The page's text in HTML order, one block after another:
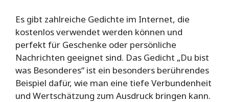
Es gibt zahlreiche Gedichte im Internet, die
kostenlos verwendet werden können und
perfekt für Geschenke oder persönliche
Nachrichten geeignet sind. Das Gedicht „Du bist
was Besonderes“ ist ein besonders berührendes
Beispiel dafür, wie man eine tiefe Verbundenheit
und Wertschätzung zum Ausdruck bringen kann.